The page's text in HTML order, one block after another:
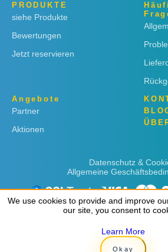
PRODUKTE
siehe Produkte
Bewertungen
Jetzt reservieren
Angebote
Partner
Aktionen
Datenschutz &
Allgemeine
Copyright © 2019 Rent 'n
We use cookies to provide and improve
our site, you consent to
Learn More
Okay
We use cookies to provide and improve
our site, you consent to
Learn More
Okay